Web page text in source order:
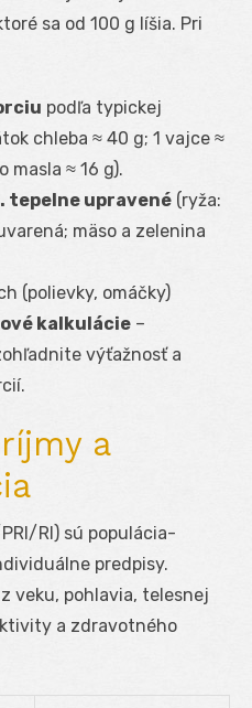
sa od 100 g líšia. Pri
podľa typickej
chleba ≈ 40 g; 1 vajce ≈
masla ≈ 16 g).
tepelne upravené (ryža:
mäso a zelenina
(polievky, omáčky)
kalkulácie –
výťažnosť a
a
RI) sú populácia-
predpisy.
veku, pohlavia, telesnej
a zdravotného